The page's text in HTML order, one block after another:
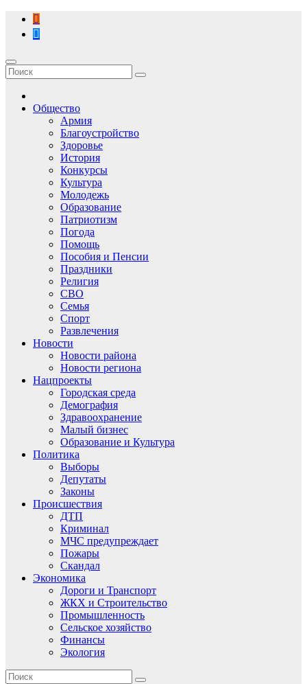
Перейти
содержимому
Общество
Армия
Благоустройство
Здоровье
История
Конкурсы
Культура
Молодежь
Образование
Патриотизм
Погода
Помощь
Пособия и Пенсии
Праздники
Религия
СВО
Семья
Спорт
Развлечения
Новости
Новости района
Новости региона
Нацпроекты
Городская среда
Демография
Здравоохранение
Малый бизнес
Образование и Культура
Политика
Выборы
Депутаты
Законы
Происшествия
ДТП
Криминал
МЧС предупреждает
Пожары
Скандал
Экономика
Дороги и Транспорт
ЖКХ и Строительство
Промышленность
Сельское хозяйство
Финансы
Экология